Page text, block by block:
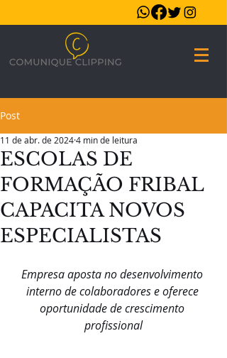
Post
ESCOLAS DE
FORMAÇÃO FRIBAL
CAPACITA NOVOS
ESPECIALISTAS
11 de abr. de 20244 min de leitura
Empresa aposta no desenvolvimento
interno de colaboradores e oferece
oportunidade de crescimento
profissional